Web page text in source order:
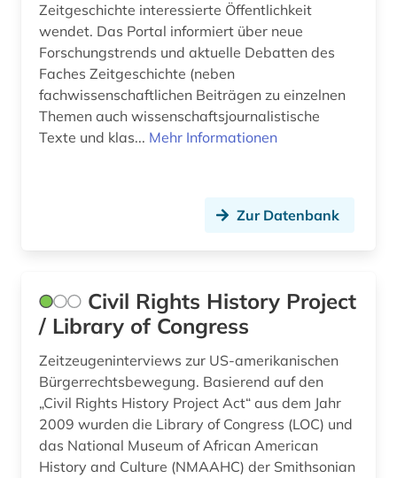
Zeitgeschichte interessierte Öffentlichkeit
wendet. Das Portal informiert über neue
Forschungstrends und aktuelle Debatten des
Faches Zeitgeschichte (neben
fachwissenschaftlichen Beiträgen zu einzelnen
Themen auch wissenschaftsjournalistische
Texte und klas... Mehr Informationen
Zur Datenbank
Civil Rights History Project
/ Library of Congress
Zeitzeugeninterviews zur US-amerikanischen
Bürgerrechtsbewegung. Basierend auf den
„Civil Rights History Project Act“ aus dem Jahr
2009 wurden die Library of Congress (LOC) und
das National Museum of African American
History and Culture (NMAAHC) der Smithsonian